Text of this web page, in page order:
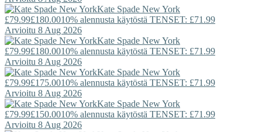
Kate Spade New York
£79.99£180.0010% alennusta käytöstä TENSET: £71.99
Arvioitu 8 Aug 2026
Kate Spade New York
£79.99£180.0010% alennusta käytöstä TENSET: £71.99
Arvioitu 8 Aug 2026
Kate Spade New York
£79.99£175.0010% alennusta käytöstä TENSET: £71.99
Arvioitu 8 Aug 2026
Kate Spade New York
£79.99£150.0010% alennusta käytöstä TENSET: £71.99
Arvioitu 8 Aug 2026